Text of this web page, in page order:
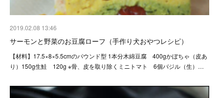
2019.02.08 13:46
サーモンと野菜のお豆腐ローフ（手作り犬おやつレシピ）
【材料】17.5×8×5.5cmのパウンド型 1本分木綿豆腐 400gかぼちゃ（皮あ
り）150g生鮭 120g ※骨、皮を取り除くミニトマト 6個バジル（生）…